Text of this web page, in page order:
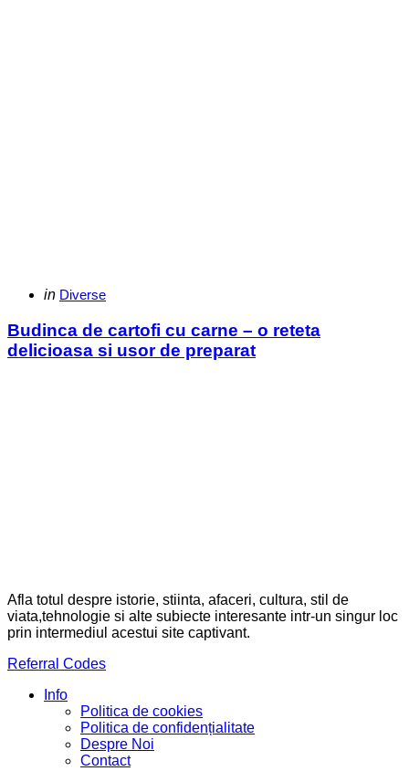
Categories
Posted
in Diverse
Budinca de cartofi cu carne – o reteta
delicioasa si usor de preparat
Afla totul despre istorie, stiinta, afaceri, cultura, stil de
viata,tehnologie si alte subiecte interesante intr-un singur loc
prin intermediul acestui site captivant.
Referral Codes
Info
Politica de cookies
Politica de confidențialitate
Despre Noi
Contact